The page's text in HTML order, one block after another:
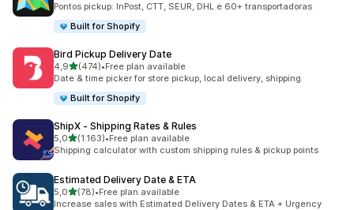
Pontos pickup: InPost, CTT, SEUR, DHL e 60+ transportadoras
Built for Shopify
Bird Pickup Delivery Date
4,9de 5 estrelas
(474)
474 total de avaliações
•Free plan available
Date & time picker for store pickup, local delivery, shipping
Built for Shopify
ShipX ‑ Shipping Rates & Rules
5,0de 5 estrelas
(1.163)
1163 total de avaliações
•Free plan available
Shipping calculator with custom shipping rules & pickup points
Estimated Delivery Date & ETA
5,0de 5 estrelas
(78)
78 total de avaliações
•Free plan available
Increase sales with Estimated Delivery Dates & ETA + Urgency